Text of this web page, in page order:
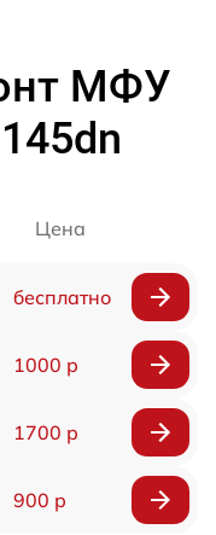
МФУ
Цена
бесплатно
1000 р
1700 р
900 р